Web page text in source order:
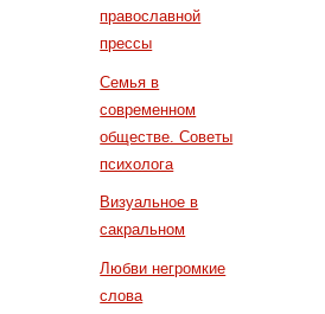
православной
прессы
Семья в
современном
обществе. Советы
психолога
Визуальное в
сакральном
Любви негромкие
слова